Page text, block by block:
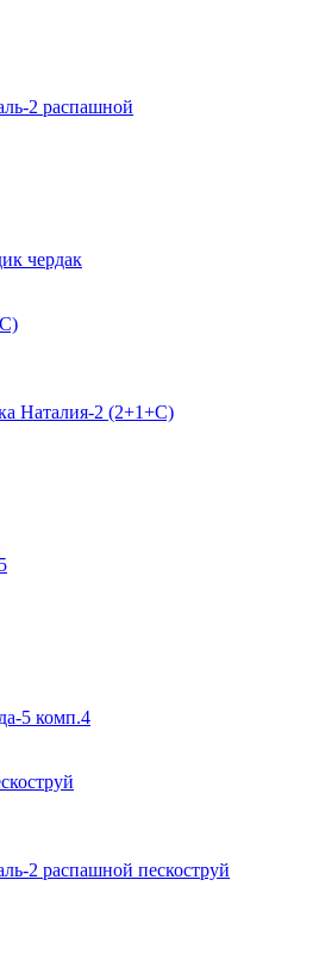
2 распашной
чердак
Наталия-2 (2+1+С)
5 комп.4
2 распашной пескоструй